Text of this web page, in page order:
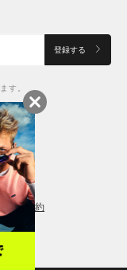
登録する
す。
会員規約